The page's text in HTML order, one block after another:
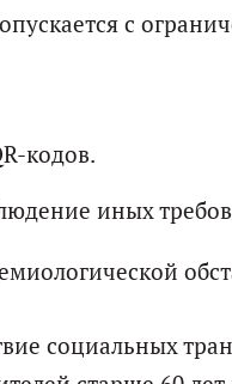
с
кодов.
иных
социальных